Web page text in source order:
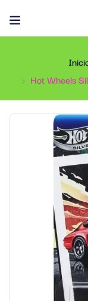
Hot Wheels